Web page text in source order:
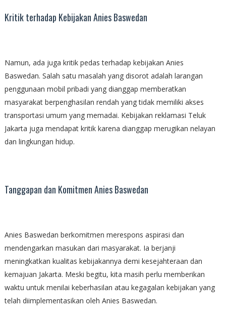
Kritik terhadap Kebijakan Anies Baswedan
Namun, ada juga kritik pedas terhadap kebijakan Anies
Baswedan. Salah satu masalah yang disorot adalah larangan
penggunaan mobil pribadi yang dianggap memberatkan
masyarakat berpenghasilan rendah yang tidak memiliki akses
transportasi umum yang memadai. Kebijakan reklamasi Teluk
Jakarta juga mendapat kritik karena dianggap merugikan nelayan
dan lingkungan hidup.
Tanggapan dan Komitmen Anies Baswedan
Anies Baswedan berkomitmen merespons aspirasi dan
mendengarkan masukan dari masyarakat. Ia berjanji
meningkatkan kualitas kebijakannya demi kesejahteraan dan
kemajuan Jakarta. Meski begitu, kita masih perlu memberikan
waktu untuk menilai keberhasilan atau kegagalan kebijakan yang
telah diimplementasikan oleh Anies Baswedan.